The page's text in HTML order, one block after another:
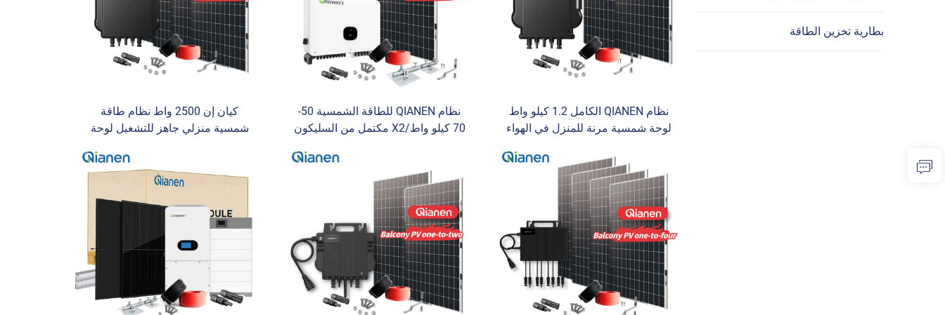
بطارية تخزين الطاقة
نظام QIANEN الكامل 1.2 كيلو واط
لوحة شمسية مرنة للمنزل في الهواء
البلورية أحادي للشرفة
نظام QIANEN للطاقة الشمسية 50-
70 كيلو واط/X2 مكتمل من السليكون
والصناعية MPPT تخزين الطاقة عالي
الكفاءة
كيان إن 2500 واط نظام طاقة
شمسية منزلي جاهز للتشغيل لوحة
متناوب صغير 2.5 كيلوواط طاقة
شمسية MPPT